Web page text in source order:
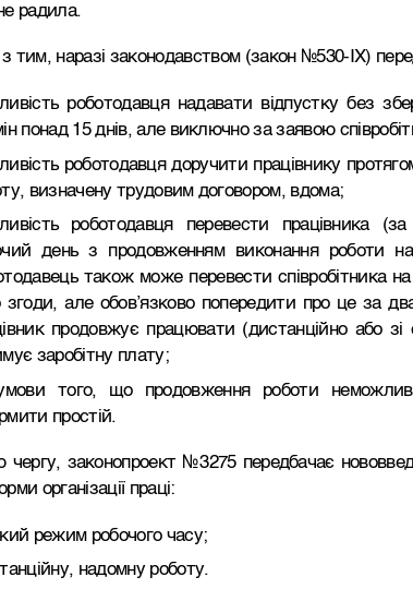
радила.
тим, наразі законодавством (закон №530-IX)
роботодавця надавати відпустку без
понад 15 днів, але виключно за заявою
роботодавця доручити працівнику
визначену трудовим договором, вдома;
роботодавця перевести працівника
день з продовженням виконання роботи на
також може перевести співробітника
згоди, але обов’язково попередити про це за
продовжує працювати (дистанційно або
заробітну плату;
того, що продовження роботи
простій.
чергу, законопроект №3275 передбачає
організації праці:
режим робочого часу;
надомну роботу.